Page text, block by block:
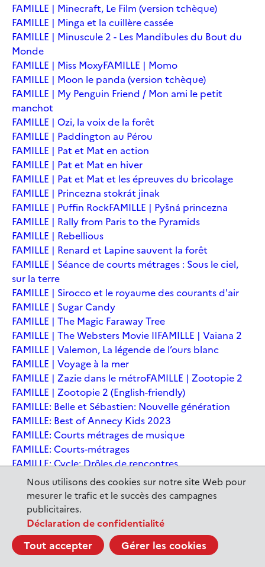
Nous utilisons des cookies sur notre site Web pour
mesurer le trafic et le succès des campagnes
publicitaires.
Déclaration de confidentialité
Tout accepter Gérer les cookies
FAMILLE | Minecraft, Le Film (version tchèque)
FAMILLE | Minga et la cuillère cassée
FAMILLE | Minuscule 2 - Les Mandibules du Bout du
Monde
FAMILLE | Miss MoxyFAMILLE | Momo
FAMILLE | Moon le panda (version tchèque)
FAMILLE | My Penguin Friend / Mon ami le petit
manchot
FAMILLE | Ozi, la voix de la forêt
FAMILLE | Paddington au Pérou
FAMILLE | Pat et Mat en action
FAMILLE | Pat et Mat en hiver
FAMILLE | Pat et Mat et les épreuves du bricolage
FAMILLE | Princezna stokrát jinak
FAMILLE | Puffin RockFAMILLE | Pyšná princezna
FAMILLE | Rally from Paris to the Pyramids
FAMILLE | Rebellious
FAMILLE | Renard et Lapine sauvent la forêt
FAMILLE | Séance de courts métrages : Sous le ciel,
sur la terre
FAMILLE | Sirocco et le royaume des courants d'air
FAMILLE | Sugar Candy
FAMILLE | The Magic Faraway Tree
FAMILLE | The Websters Movie IIFAMILLE | Vaiana 2
FAMILLE | Valemon, La légende de l’ours blanc
FAMILLE | Voyage à la mer
FAMILLE | Zazie dans le métroFAMILLE | Zootopie 2
FAMILLE | Zootopie 2 (English-friendly)
FAMILLE: Belle et Sébastien: Nouvelle génération
FAMILLE: Best of Annecy Kids 2023
FAMILLE: Courts métrages de musique
FAMILLE: Courts-métrages
FAMILLE: Cycle: Drôles de rencontres
FAMILLE: En sortant de l'école - Andrée Chedid
FAMILLE: Ernest et Célestine: Le voyage en Charabie
FAMILLE: Festival International du court métrage
Clermont-Ferrand
FAMILLE: Kina et Yuk, renards de la banquise
FAMILLE: La Pat' Patrouille : La Super Patrouille, le film